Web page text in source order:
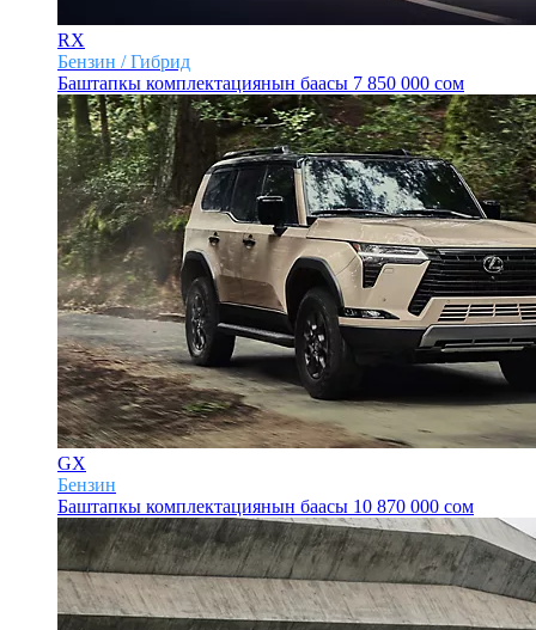
RX
Бензин / Гибрид
Баштапкы комплектациянын баасы 7 850 000 сом
GX
Бензин
Баштапкы комплектациянын баасы 10 870 000 сом